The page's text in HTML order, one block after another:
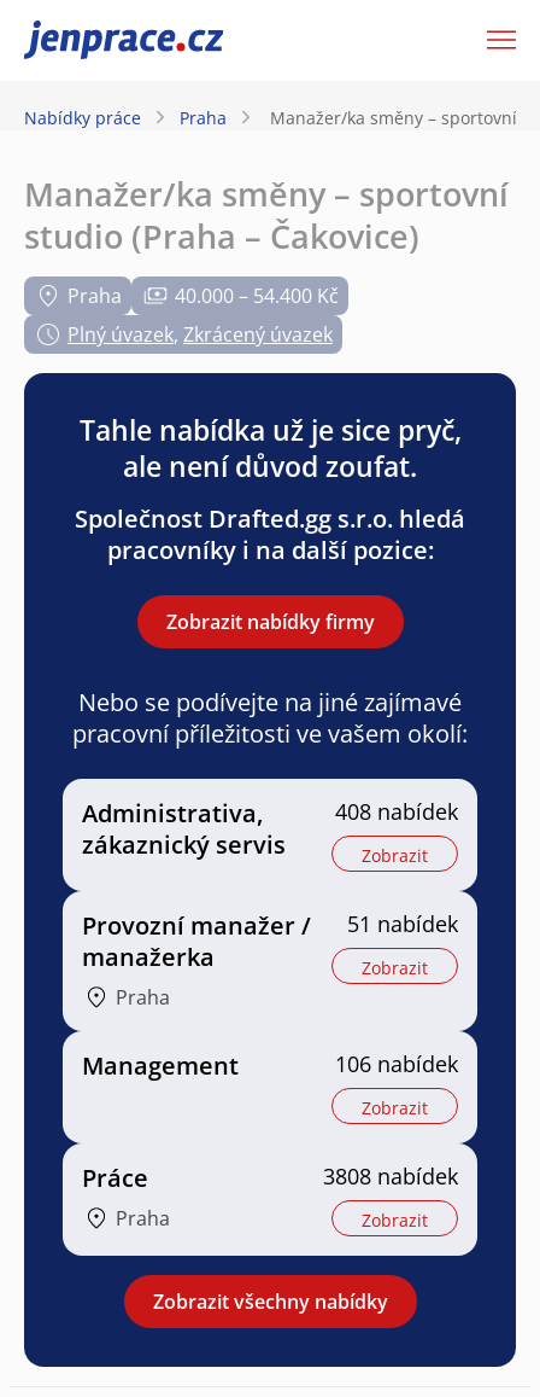
JenPráce.cz
Nabídky práce Praha Manažer/ka směny – sportovní
Manažer/ka směny – sportovní
studio (Praha – Čakovice)
Praha
40.000 – 54.400 Kč
Plný úvazek, Zkrácený úvazek
Tahle nabídka už je sice pryč,
ale není důvod zoufat.
Společnost Drafted.gg s.r.o. hledá
pracovníky i na další pozice:
Zobrazit nabídky firmy
Nebo se podívejte na jiné zajímavé
pracovní příležitosti ve vašem okolí:
Administrativa,
zákaznický servis
408 nabídek
Zobrazit
Provozní manažer /
manažerka
Praha
51 nabídek
Zobrazit
Management 106 nabídek
Zobrazit
Práce
Praha
3808 nabídek
Zobrazit
Zobrazit všechny nabídky